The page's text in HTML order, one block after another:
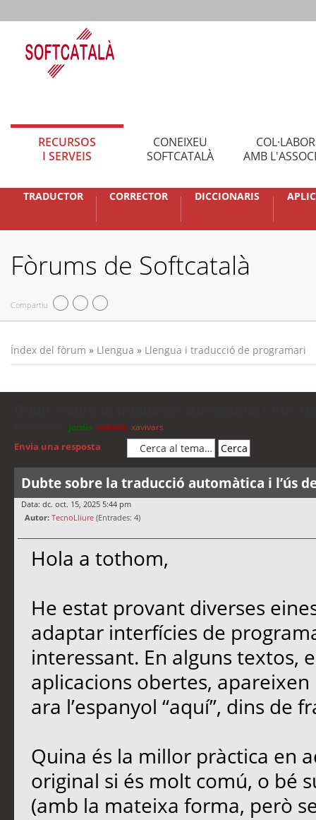
RECURSOS
I SERVEIS
CONEIXEU
SOFTCATALÀ
AMB
TRADUCTOR CORRECTOR DICCIONARIS
Fòrums de Softcatalà
Compartiu
Índex del fòrum » Llengua » Llengua i traducció de programari
jordis cubells xavivars
Envia una resposta
Dubte sobre la traducció automàtica i l’ús
Data: dc. oct. 15, 2025 5:44 pm
Autor: TecnoLliure (Entrades: 4)
Hola a tothom,
He estat provant diverses
adaptar interfícies de
interessant. En alguns textos,
aplicacions obertes,
ara l’espanyol “aquí”, dins de
Quina és la millor pràctica en
original si és molt comú, o bé
(amb la mateixa forma, però